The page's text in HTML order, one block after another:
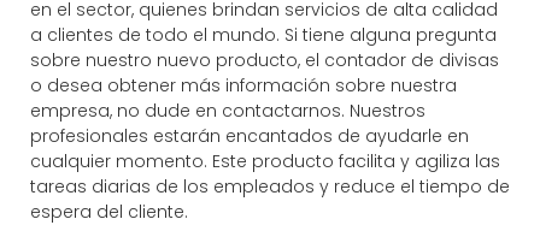
en el sector, quienes brindan servicios de alta calidad
a clientes de todo el mundo. Si tiene alguna pregunta
sobre nuestro nuevo producto, el contador de divisas
o desea obtener más información sobre nuestra
empresa, no dude en contactarnos. Nuestros
profesionales estarán encantados de ayudarle en
cualquier momento. Este producto facilita y agiliza las
tareas diarias de los empleados y reduce el tiempo de
espera del cliente.